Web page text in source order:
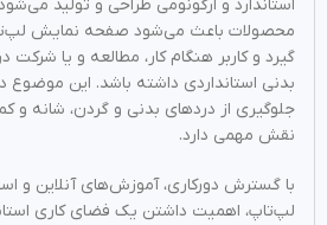
استاندارد و ارگونومی طراحی و تولید
محصولات باعث می‌شود صفحه نمایش
گیرد و کاربر هنگام کار، مطالعه و یا
بدنی استانداردی داشته باشد. این
جلوگیری از دردهای بدنی و گردن، شانه و
نقش مهمی دارد.
با گسترش دورکاری، آموزش‌های آنلاین و
لپ‌تاپ، اهمیت داشتن یک فضای کاری